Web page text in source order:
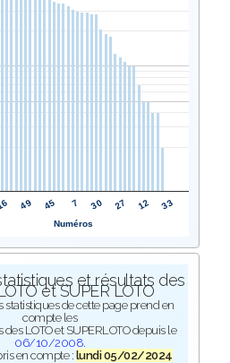
49 45 7 30 27 12 33
Numéros
et résultats des
et SUPER LOTO
statistiques de cette page prend en
compte les
LOTO et SUPERLOTO depuis le
06/10/2008.
en compte : lundi 05/02/2024